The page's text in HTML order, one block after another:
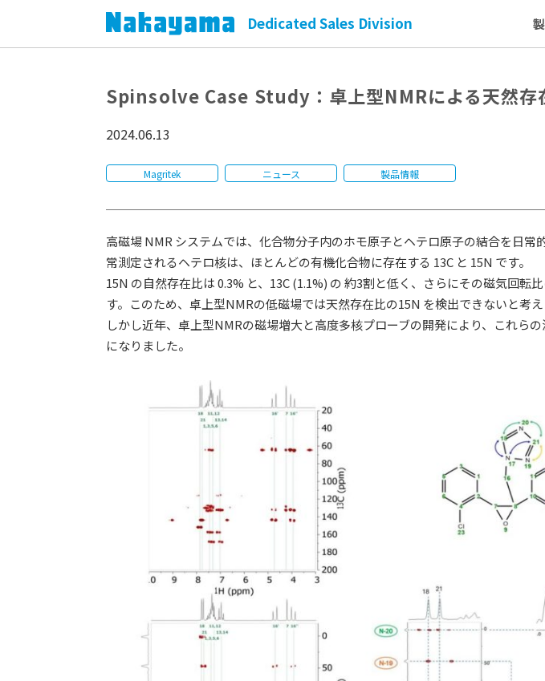
Dedicated Sales Division
Spinsolve Case Study：卓上型NMRによる天然存
2024.06.13
Magritek ニュース 製品情報
高磁場 NMR システムでは、化合物分子内のホモ原子とヘテロ原子の結合を日常
常測定されるヘテロ核は、ほとんどの有機化合物に存在する 13C と 15N です。
15N の自然存在比は 0.3% と、13C (1.1%) の 約3割と低く、さらにその磁気回転
す。このため、卓上型NMRの低磁場では天然存在比の15N を検出できないと考え
しかし近年、卓上型NMRの磁場増大と高度多核プローブの開発により、これら
になりました。